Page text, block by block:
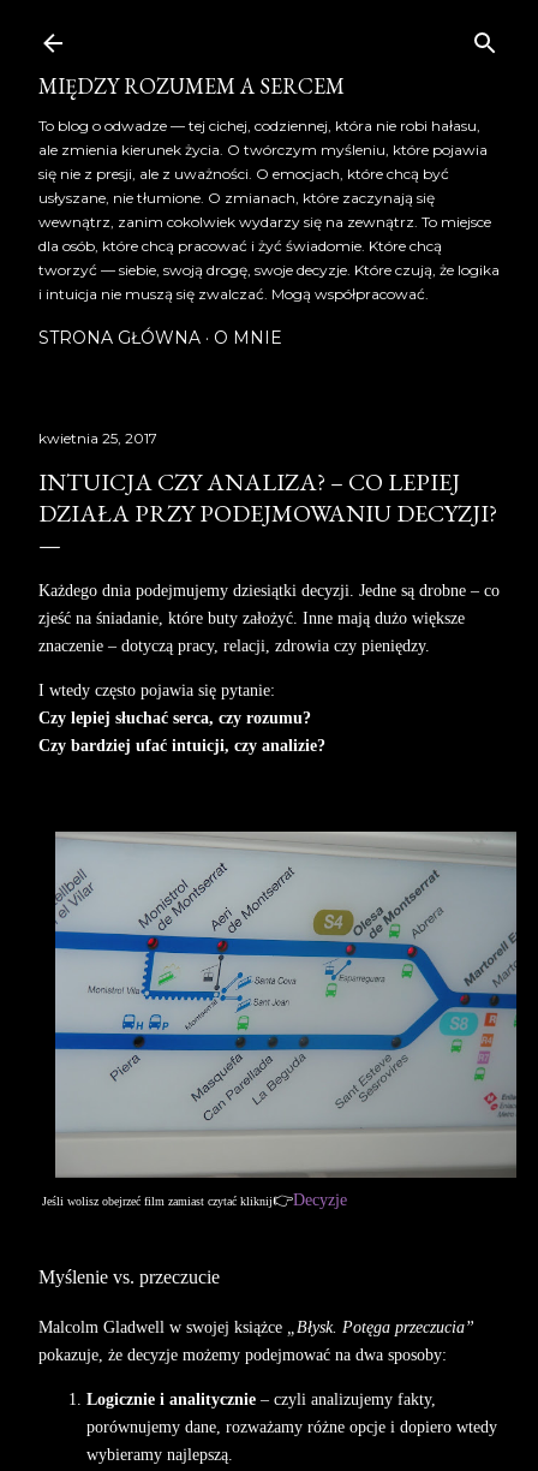
MIĘDZY ROZUMEM A SERCEM
To blog o odwadze — tej cichej, codziennej, która nie robi hałasu,
ale zmienia kierunek życia. O twórczym myśleniu, które pojawia
się nie z presji, ale z uważności. O emocjach, które chcą być
usłyszane, nie tłumione. O zmianach, które zaczynają się
wewnątrz, zanim cokolwiek wydarzy się na zewnątrz. To miejsce
dla osób, które chcą pracować i żyć świadomie. Które chcą
tworzyć — siebie, swoją drogę, swoje decyzje. Które czują, że logika
i intuicja nie muszą się zwalczać. Mogą współpracować.
STRONA GŁÓWNA O MNIE
kwietnia 25, 2017
INTUICJA CZY ANALIZA? – CO LEPIEJ
DZIAŁA PRZY PODEJMOWANIU DECYZJI?
Każdego dnia podejmujemy dziesiątki decyzji. Jedne są drobne – co
zjeść na śniadanie, które buty założyć. Inne mają dużo większe
znaczenie – dotyczą pracy, relacji, zdrowia czy pieniędzy.
I wtedy często pojawia się pytanie:
Czy lepiej słuchać serca, czy rozumu?
Czy bardziej ufać intuicji, czy analizie?
Jeśli wolisz obejrzeć film zamiast czytać kliknij👉Decyzje
Myślenie vs. przeczucie
Malcolm Gladwell w swojej książce
„Błysk. Potęga przeczucia”
pokazuje, że decyzje możemy podejmować na dwa sposoby:
Logicznie i analitycznie – czyli analizujemy fakty,
porównujemy dane, rozważamy różne opcje i dopiero wtedy
wybieramy najlepszą.